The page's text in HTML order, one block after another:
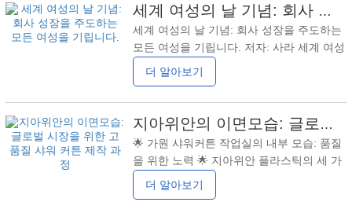
제개발구에 위치. 회사는 두 가지 상을 받았
습니다:"혁신 우수기업상"그리고"수출입 우
수공로상".동롱수이 회장이름도 붙었다"경
제 발전의 뛰어난 기업가
세계 여성의 날 기념: 회사 성장을 주도하는 모든 여성을 기립니다.
세계 여성의 날 기념: 회사 성장을 주도하는
모든 여성을 기립니다. 저자: 사라 세계 여성
의 날이 다가옴에 따라 우리 회사는 성평등
과 직원 복지에 대한 약속을 재확인합니다.
기업으로서 우리는여성 직원이 회사의 성공
에 미치는 중요한 역할. 오늘 우리는 이 기회
를 빌어 회사의 모든 여성에게 경의를 표하
고 그들의 노고와 뛰어난 공헌에 감사를 표
하고 싶습니다. 여성의 힘이 혁신과 성공을
주도합니다 “여자가 하늘의 절반을 떠받치
더 알아보기
지아위안의 이면모습: 글로벌 시장을 위한 고품질 샤워 커튼 제작 과정
🌟 가원 샤워커튼 작업실의 내부 모습: 품질
을 위한 노력 🌟 지아위안 플라스틱의 세 가
지 주요 사업 부문 중 하나로서…저희의 샤
워 커튼 제품들입니다.매년 회사에 상당한
더 알아보기